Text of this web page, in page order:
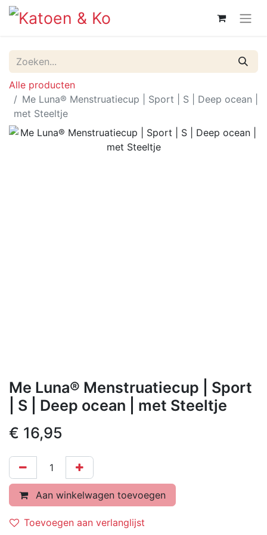
Alle producten
Me Luna® Menstruatiecup | Sport | S | Deep ocean |
met Steeltje
Me Luna® Menstruatiecup | Sport
| S | Deep ocean | met Steeltje
€ 16,95
Aan winkelwagen toevoegen
Toevoegen aan verlanglijst